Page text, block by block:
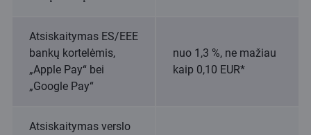
Atsiskaitymas ES/EEE
bankų kortelėmis,
„Apple Pay“ bei
„Google Pay“
nuo 1,3 %, ne mažiau
kaip 0,10 EUR*
Atsiskaitymas verslo